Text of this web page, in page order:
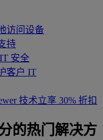
访问设备
持
安全
客户 IT
技术立享 30% 折扣
的热门解决方